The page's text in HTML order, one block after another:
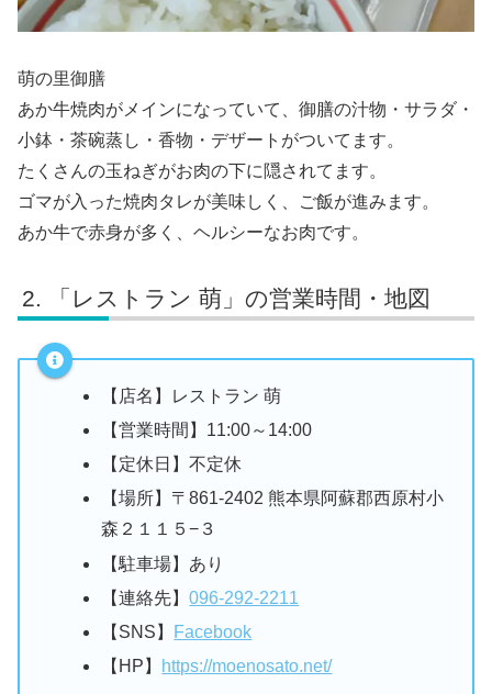
萌の里御膳
あか牛焼肉がメインになっていて、御膳の汁物・サラダ・
小鉢・茶碗蒸し・香物・デザートがついてます。
たくさんの玉ねぎがお肉の下に隠されてます。
ゴマが入った焼肉タレが美味しく、ご飯が進みます。
あか牛で赤身が多く、ヘルシーなお肉です。
「レストラン 萌」の営業時間・地図
【店名】レストラン 萌
【営業時間】11:00～14:00
【定休日】不定休
【場所】〒861-2402 熊本県阿蘇郡西原村小
森２１１５−３
【駐車場】あり
【連絡先】096-292-2211
【SNS】 Facebook
【HP】 https://moenosato.net/